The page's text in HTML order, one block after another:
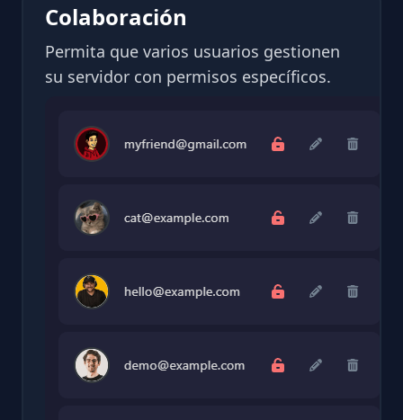
Colaboración
Permita que varios usuarios gestionen
su servidor con permisos específicos.